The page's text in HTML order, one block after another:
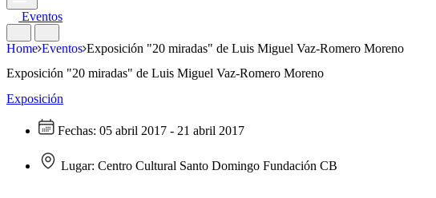
Eventos
Home Eventos Exposición "20 miradas" de Luis Miguel Vaz-Romero Moreno
Exposición "20 miradas" de Luis Miguel Vaz-Romero Moreno
Exposición
Fechas: 05 abril 2017 - 21 abril 2017
Lugar: Centro Cultural Santo Domingo Fundación CB